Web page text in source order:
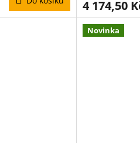
4 174,50
Novinka